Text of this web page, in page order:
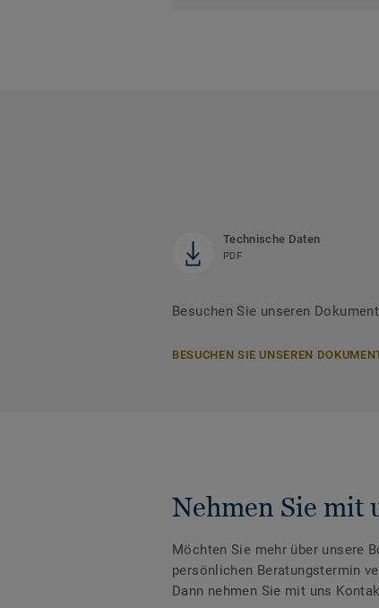
Technische Daten
PDF
Besuchen Sie unseren
BESUCHEN SIE UNSEREN
Nehmen Sie mit
Möchten Sie mehr über unsere
persönlichen Beratungstermin
Dann nehmen Sie mit uns